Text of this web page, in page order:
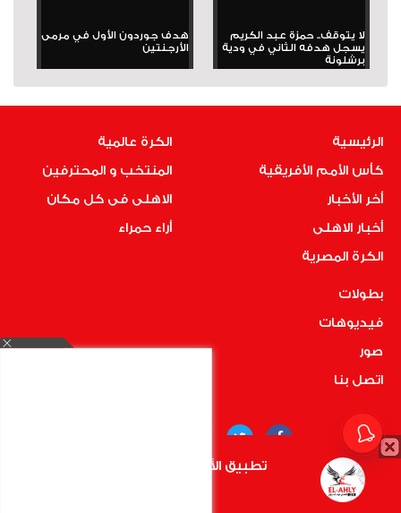
لا يتوقف.. حمزة عبد الكريم
يسجل هدفه الثاني في ودية
برشلونة
هدف جوردون الأول في مرمى
الأرجنتين
الرئيسية
كأس الأمم الأفريقية
أخر الأخبار
أخبار الاهلى
الكرة المصرية
الكرة عالمية
المنتخب و المحترفين
الاهلى فى كل مكان
أراء حمراء
بطولات
فيديوهات
صور
اتصل بنا
COPYRIGHT © 2019 RedMedia | ALL RIGHTS RESERVED
تطبيق الأهلي.كوم متاح الأن